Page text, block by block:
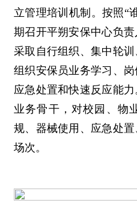
立管理培训机制。按照“
期召开平朔安保中心负
采取自行组织、集中轮
组织安保员业务学习、
应急处置和快速反应能
业务骨干，对校园、物
规、器械使用、应急处
场次。